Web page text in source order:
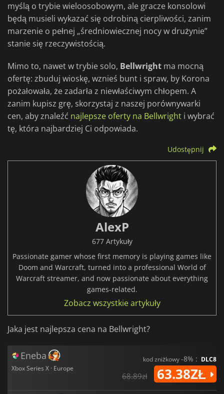
myślą o trybie wieloosobowym, ale gracze konsolowi
będą musieli wykazać się odrobiną cierpliwości, zanim
marzenie o pełnej „średniowiecznej nocy w drużynie”
stanie się rzeczywistością.
Mimo to, nawet w trybie solo, Bellwright ma mocną
ofertę: zbuduj wioskę, wznieś bunt i spraw, by Korona
pożałowała, że zadarła z niewłaściwym chłopem. A
zanim kupisz grę, skorzystaj z naszej porównywarki
cen, aby znaleźć najlepsze oferty na Bellwright i wybrać
tę, która najbardziej Ci odpowiada.
Udostępnij
AlexP
677 Artykuły
Passionate gamer whose first memory is playing games like
Doom and Warcraft, turned into a professional World of
Warcraft streamer, and now passionate about everything
games-related.
Zobacz wszystkie artykuły
Jaka jest najlepsza cena na Bellwright?
Eneba
Xbox Series X · Europe
kod zniżkowy-8% : DLC8
68.89zł 63.38ZŁ